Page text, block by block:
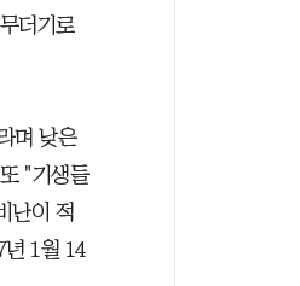
더기로
며 낮은
"기생들
난이 적
년 1월 14